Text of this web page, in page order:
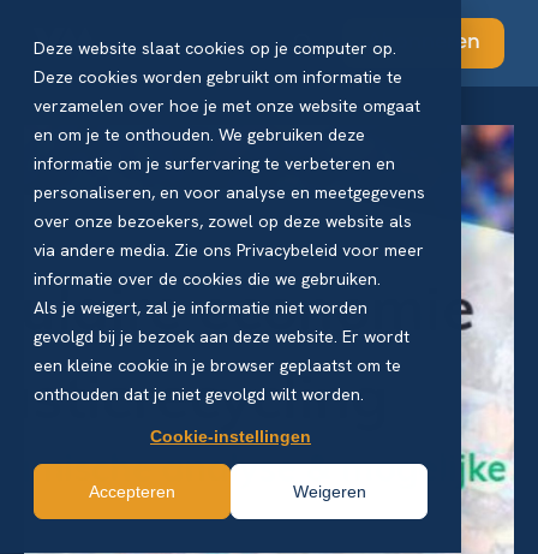
Deze website slaat cookies op je computer op.
Deze cookies worden gebruikt om informatie te
verzamelen over hoe je met onze website omgaat
en om je te onthouden. We gebruiken deze
informatie om je surfervaring te verbeteren en
personaliseren, en voor analyse en meetgegevens
over onze bezoekers, zowel op deze website als
via andere media. Zie ons Privacybeleid voor meer
informatie over de cookies die we gebruiken.
Als je weigert, zal je informatie niet worden
gevolgd bij je bezoek aan deze website. Er wordt
een kleine cookie in je browser geplaatst om te
onthouden dat je niet gevolgd wilt worden.
Cookie-instellingen
Accepteren Weigeren
Abonneren